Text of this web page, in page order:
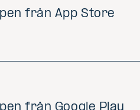
från App Store